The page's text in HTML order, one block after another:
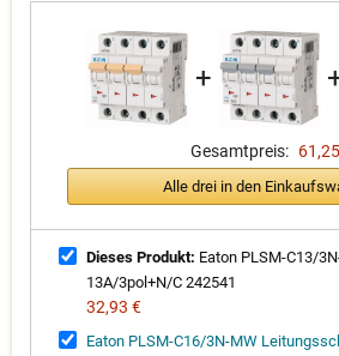
+
Gesamtpreis:
Alle drei in den
Dieses Produkt: Eaton PLSM-C13/
13A/3pol+N/C 242541
32,93 €
Eaton PLSM-C16/3N-MW